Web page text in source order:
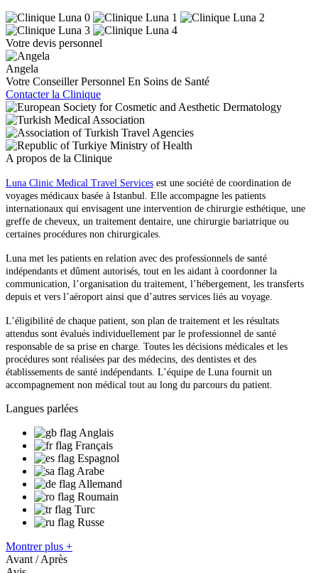
Votre devis personnel
Angela
Votre Conseiller Personnel En Soins de Santé
Contacter la Clinique
A propos de la Clinique
Luna Clinic Medical Travel Services est une société de coordination de
voyages médicaux basée à Istanbul. Elle accompagne les patients
internationaux qui envisagent une intervention de chirurgie esthétique, une
greffe de cheveux, un traitement dentaire, une chirurgie bariatrique ou
certaines procédures non chirurgicales.
Luna met les patients en relation avec des professionnels de santé
indépendants et dûment autorisés, tout en les aidant à coordonner la
communication, l’organisation du traitement, l’hébergement, les transferts
depuis et vers l’aéroport ainsi que d’autres services liés au voyage.
L’éligibilité de chaque patient, son plan de traitement et les résultats
attendus sont évalués individuellement par le professionnel de santé
responsable de sa prise en charge. Toutes les décisions médicales et les
procédures sont réalisées par des médecins, des dentistes et des
établissements de santé indépendants. L’équipe de Luna fournit un
accompagnement non médical tout au long du parcours du patient.
Langues parlées
Anglais
Français
Espagnol
Arabe
Allemand
Roumain
Turc
Russe
Montrer plus +
Avant / Après